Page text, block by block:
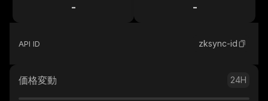
- -
API ID zksync-id
価格変動 24H